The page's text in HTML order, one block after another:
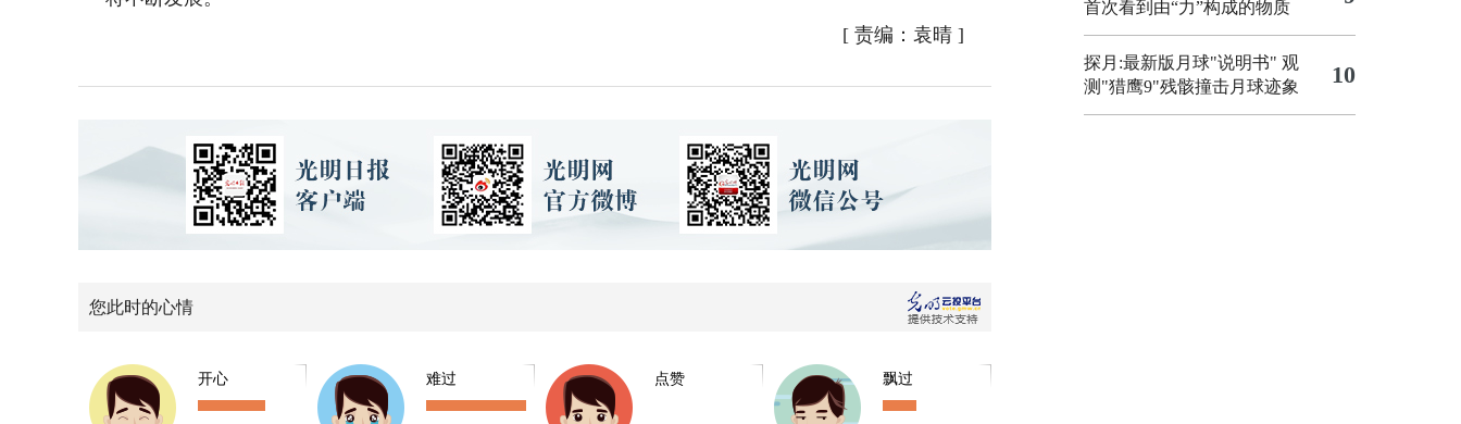
[ 责编：袁晴 ]
您此时的心情
开心 难过 点赞 飘过
首次看到由“力”构成的物质
探月:最新版月球"说明书" 观
测"猎鹰9"残骸撞击月球迹象
10